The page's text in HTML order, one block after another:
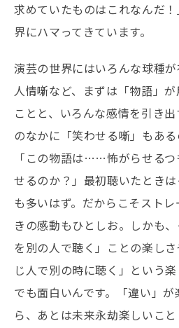
求めていたものはこれなんだ
界にハマってきています。
演芸の世界にはいろんな球種
人情噺など、まずは「物語」
ことと、いろんな感情を引き
のなかに「笑わせる噺」もある
「この物語は……怖がらせる
せるのか？」最初聴いたとき
も多いはず。だからこそスト
きの感動もひとしお。しかも
を別の人で聴く」ことの楽し
じ人で別の時に聴く」という
でも面白いんです。「違い」
ら、あとは未来永劫楽しいこ